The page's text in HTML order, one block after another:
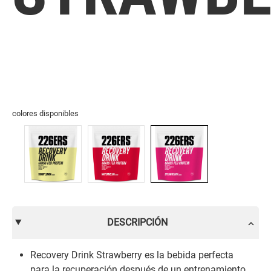
colores disponibles
DESCRIPCIÓN
Recovery Drink Strawberry es la bebida perfecta